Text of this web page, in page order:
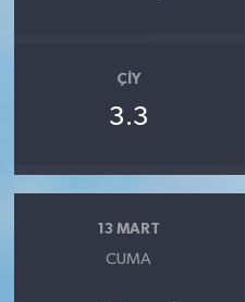
ÇIY
3.3
13 MART
CUMA